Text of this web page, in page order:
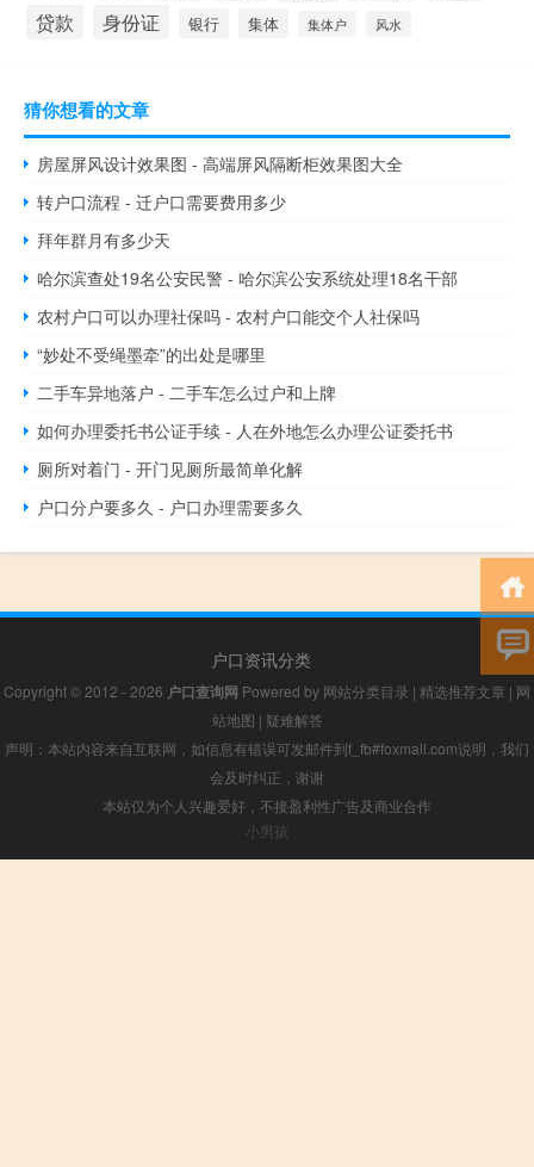
贷款 身份证 银行 集体 集体户 风水
猜你想看的文章
房屋屏风设计效果图 - 高端屏风隔断柜效果图大全
转户口流程 - 迁户口需要费用多少
拜年群月有多少天
哈尔滨查处19名公安民警 - 哈尔滨公安系统处理18名干部
农村户口可以办理社保吗 - 农村户口能交个人社保吗
“妙处不受绳墨牵”的出处是哪里
二手车异地落户 - 二手车怎么过户和上牌
如何办理委托书公证手续 - 人在外地怎么办理公证委托书
厕所对着门 - 开门见厕所最简单化解
户口分户要多久 - 户口办理需要多久
户口资讯分类
Copyright © 2012 - 2026 户口查询网 Powered by 网站分类目录 | 精选推荐文章 | 网
站地图 | 疑难解答
声明：本站内容来自互联网，如信息有错误可发邮件到f_fb#foxmail.com说明，我们
会及时纠正，谢谢
本站仅为个人兴趣爱好，不接盈利性广告及商业合作
小男孩